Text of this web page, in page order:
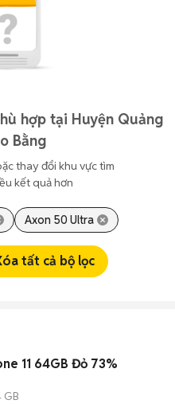
hợp tại Huyện Quảng
Bằng
thay đổi khu vực tìm
kết quả hơn
Axon 50 Ultra
tất cả bộ lọc
11 64GB Đỏ 73%
GB